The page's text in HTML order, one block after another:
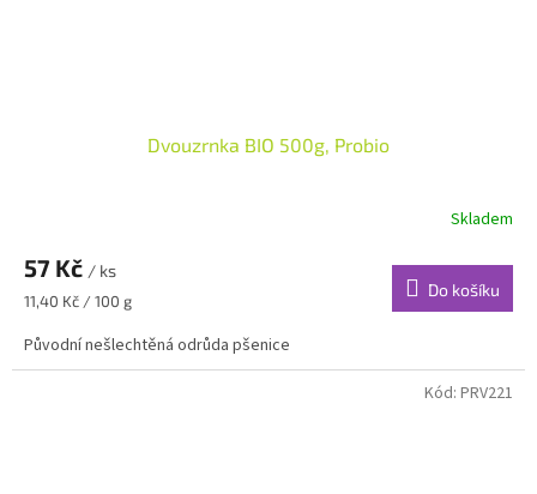
Dvouzrnka BIO 500g, Probio
Skladem
57 Kč / ks
Měrná
11,40 Kč / 100 g
Do košíku
Původní nešlechtěná odrůda pšenice
Kód: PRV221